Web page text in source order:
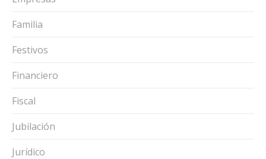
Familia
Festivos
Financiero
Fiscal
Jubilación
Jurídico